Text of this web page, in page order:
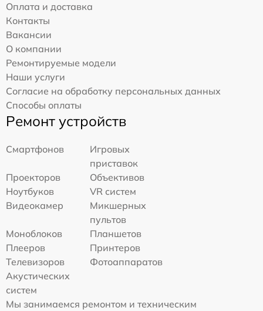
Оплата и доставка
Контакты
Вакансии
О компании
Ремонтируемые модели
Наши услуги
Согласие на обработку персональных данных
Способы оплаты
Ремонт устройств
Смартфонов
Игровых
приставок
Проекторов
Объективов
Ноутбуков
VR систем
Видеокамер
Микшерных
пультов
Моноблоков
Планшетов
Плееров
Принтеров
Телевизоров
Фотоаппаратов
Акустических
систем
Мы занимаемся ремонтом и техническим